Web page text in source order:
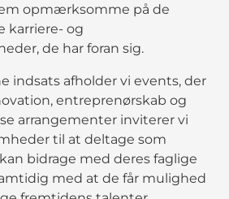
opmærksomme på de
karriere- og
de har foran sig.
indsats afholder vi events, der
entreprenørskab og
arrangementer inviterer vi
til at deltage som
bidrage med deres faglige
med at de får mulighed